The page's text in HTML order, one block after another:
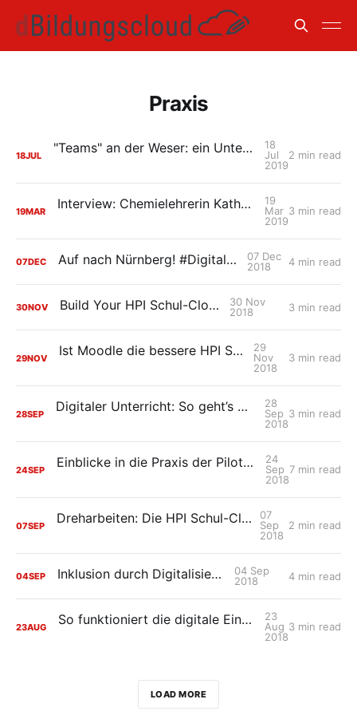
Praxis
18JUL "Teams" an der Weser: ein Unterrichtsbeispiel aus Niedersachsen
18
Jul
2019
2 min read
19MAR Interview: Chemielehrerin Katharina Riethmüller über digitale Schule
19
Mar
2019
3 min read
07DEC Auf nach Nürnberg! #DigitalGipfel18
07 Dec
2018
4 min read
30NOV Build Your HPI Schul-Cloud!
30 Nov
2018
3 min read
29NOV Ist Moodle die bessere HPI Schul-Cloud?
29
Nov
2018
3 min read
28SEP Digitaler Unterricht: So geht’s mit der HPI Schul-Cloud
28
Sep
2018
3 min read
24SEP Einblicke in die Praxis der Pilotschulen: Leininger Gymnasium Grünstadt II
24
Sep
2018
7 min read
07SEP Dreharbeiten: Die HPI Schul-Cloud im Einsatz
07
Sep
2018
2 min read
04SEP Inklusion durch Digitalisierung
04 Sep
2018
4 min read
23AUG So funktioniert die digitale Einverständniserklärung
23
Aug
2018
3 min read
LOAD MORE